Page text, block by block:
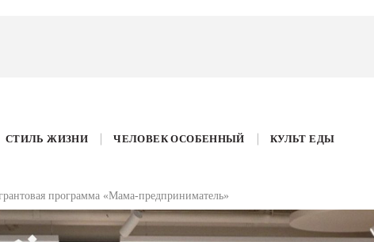
СТИЛЬ ЖИЗНИ ЧЕЛОВЕК ОСОБЕННЫЙ КУЛЬТ ЕДЫ
программа «Мама-предприниматель»